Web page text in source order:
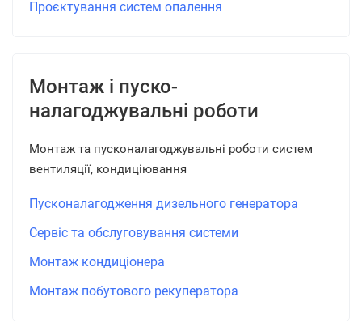
Проєктування систем опалення
Монтаж і пуско-
налагоджувальні роботи
Монтаж та пусконалагоджувальні роботи систем
вентиляції, кондиціювання
Пусконалагодження дизельного генератора
Сервіс та обслуговування системи
Монтаж кондиціонера
Монтаж побутового рекуператора